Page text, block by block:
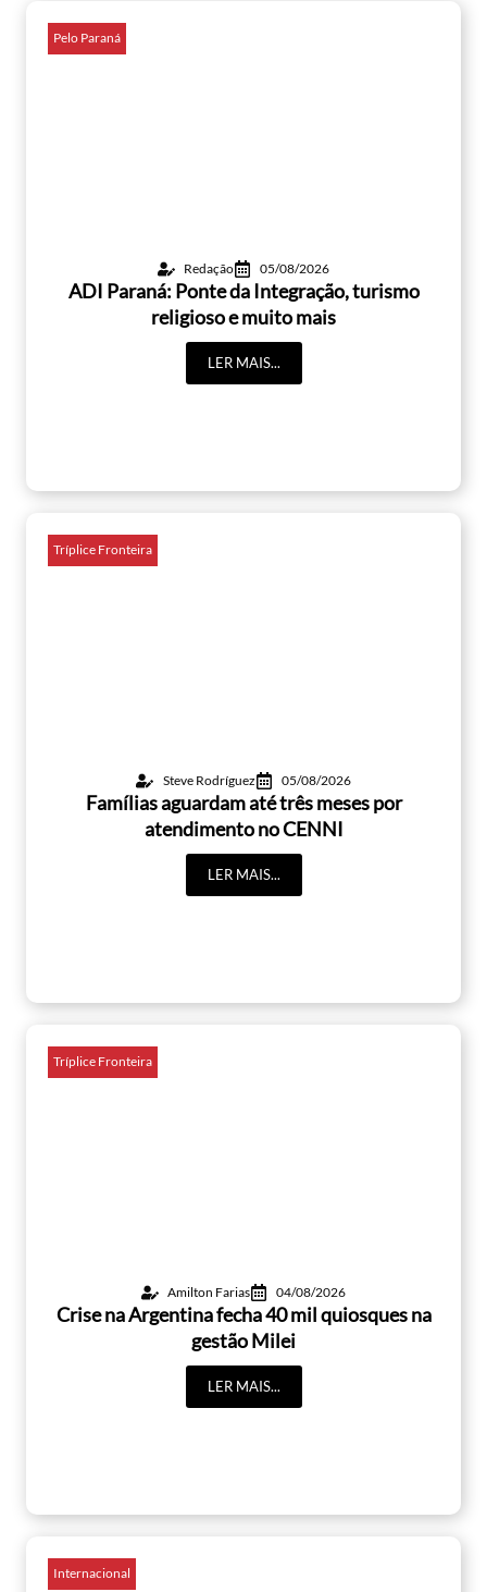
Pelo Paraná
Redação 05/08/2026
ADI Paraná: Ponte da Integração, turismo
religioso e muito mais
LER MAIS...
Tríplice Fronteira
Steve Rodríguez 05/08/2026
Famílias aguardam até três meses por
atendimento no CENNI
LER MAIS...
Tríplice Fronteira
Amilton Farias 04/08/2026
Crise na Argentina fecha 40 mil quiosques na
gestão Milei
LER MAIS...
Internacional